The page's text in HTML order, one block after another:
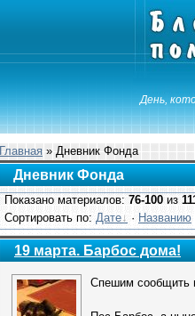
День,
Главная » Дневник Фонда
Дневник Фонда
Показано материалов: 76-100 из
Сортировать по: Дате · Названию
19 марта. Барбос дома!
Спешим сообщить